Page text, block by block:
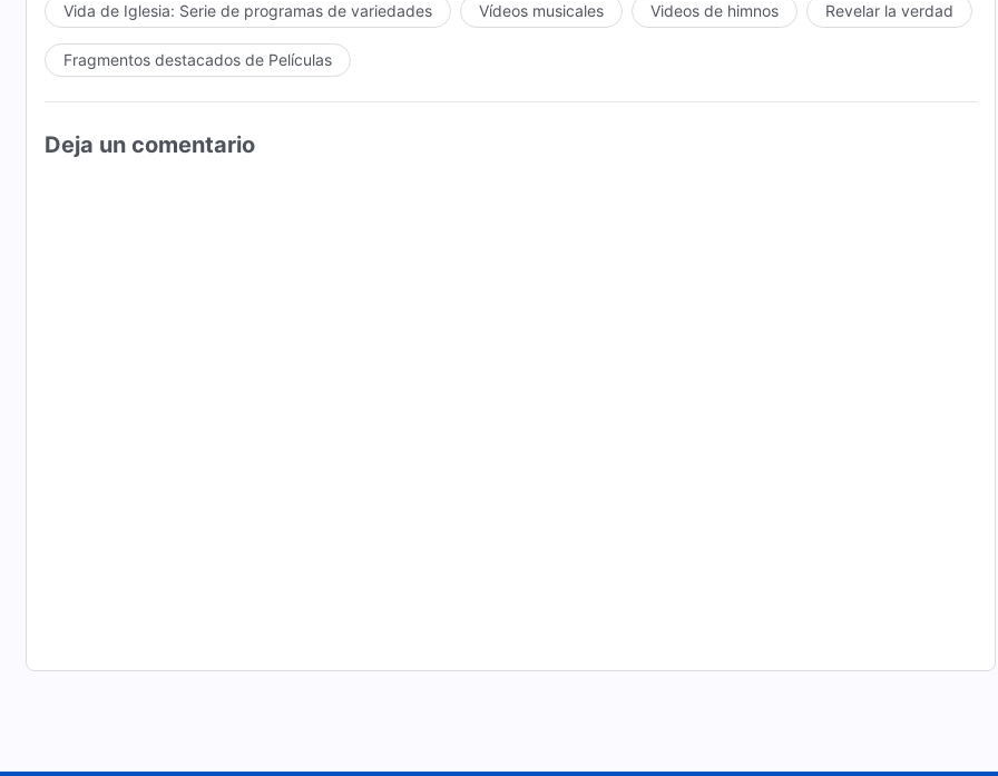
Vida de Iglesia: Serie de programas de variedades Vídeos musicales Videos de himnos Revelar la verdad
Fragmentos destacados de Películas
Deja un comentario